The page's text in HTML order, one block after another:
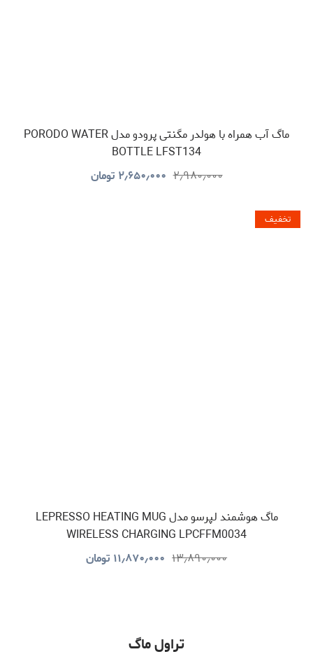
ماگ آب همراه با هولدر مگنتی پرودو مدل PORODO WATER
BOTTLE LFST134
۲٫۹۸۰٫۰۰۰ ۲٫۶۵۰٫۰۰۰ تومان
تخفیف
ماگ هوشمند لپرسو مدل LEPRESSO HEATING MUG
WIRELESS CHARGING LPCFFM0034
۱۳٫۸۹۰٫۰۰۰ ۱۱٫۸۷۰٫۰۰۰ تومان
تراول ماگ